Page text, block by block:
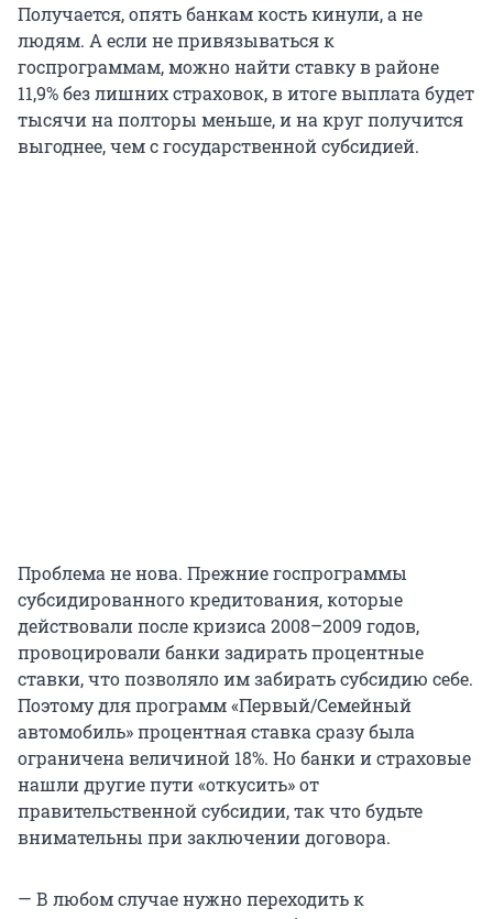
Получается, опять банкам кость кинули, а не
людям. А если не привязываться к
госпрограммам, можно найти ставку в районе
11,9% без лишних страховок, в итоге выплата будет
тысячи на полторы меньше, и на круг получится
выгоднее, чем с государственной субсидией.
Проблема не нова. Прежние госпрограммы
субсидированного кредитования, которые
действовали после кризиса 2008–2009 годов,
провоцировали банки задирать процентные
ставки, что позволяло им забирать субсидию себе.
Поэтому для программ «Первый/Семейный
автомобиль» процентная ставка сразу была
ограничена величиной 18%. Но банки и страховые
нашли другие пути «откусить» от
правительственной субсидии, так что будьте
внимательны при заключении договора.
— В любом случае нужно переходить к